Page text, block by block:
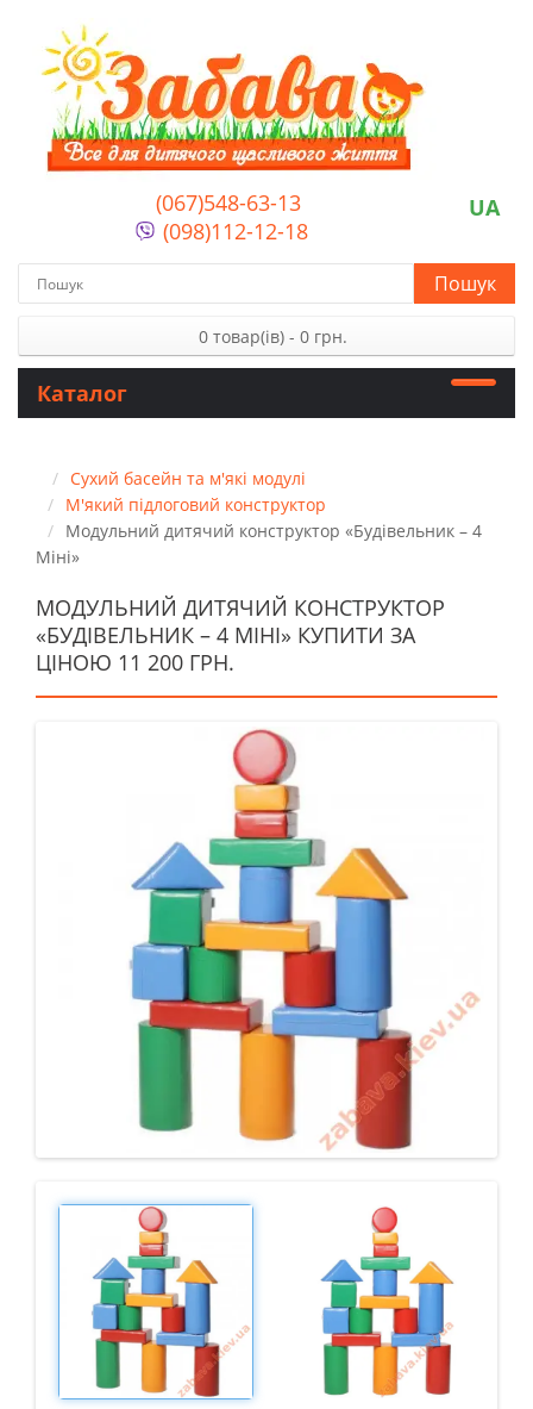
(067)548-63-13
(098)112-12-18
UA
Пошук
0 товар(ів) - 0 грн.
Каталог
Сухий басейн та м'які модулі
М'який підлоговий конструктор
Модульний дитячий конструктор «Будівельник – 4
Міні»
МОДУЛЬНИЙ ДИТЯЧИЙ КОНСТРУКТОР
«БУДІВЕЛЬНИК – 4 МІНІ» КУПИТИ ЗА
ЦІНОЮ 11 200 ГРН.